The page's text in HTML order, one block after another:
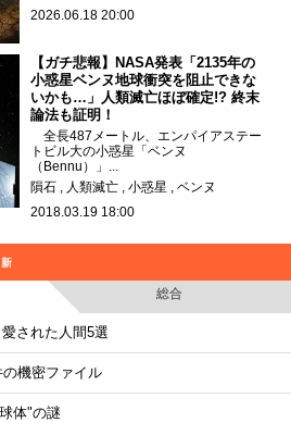
2026.06.18 20:00
【ガチ悲報】NASA発表「2135年の
小惑星ベンヌ地球衝突を阻止できな
いかも…」人類滅亡ほぼ確定!? 終末
論法も証明！
全長487メートル、エンパイアステー
トビル大の小惑星「ベンヌ
（Bennu）」...
隕石
人類滅亡 小惑星
ベンヌ
2018.03.19 18:00
総合
された人間5選
機密ファイル
体"の謎